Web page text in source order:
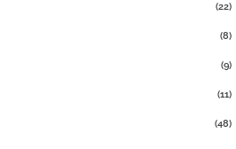
(22)
(8)
(9)
(11)
(48)